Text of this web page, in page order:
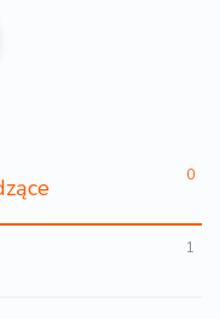
0
1